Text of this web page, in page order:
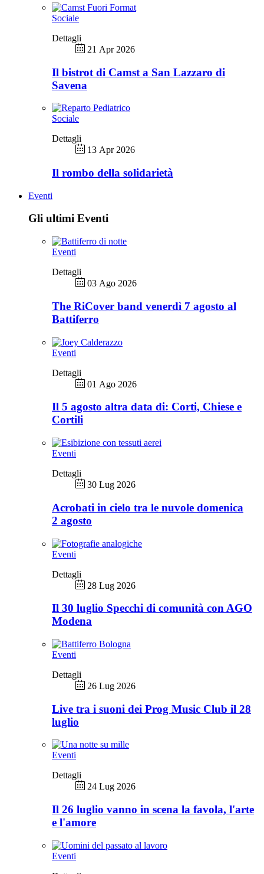
Sociale
Dettagli
21 Apr 2026
Il bistrot di Camst a San Lazzaro di
Savena
Sociale
Dettagli
13 Apr 2026
Il rombo della solidarietà
Eventi
Gli ultimi Eventi
Eventi
Dettagli
03 Ago 2026
The RiCover band venerdì 7 agosto al
Battiferro
Eventi
Dettagli
01 Ago 2026
Il 5 agosto altra data di: Corti, Chiese e
Cortili
Eventi
Dettagli
30 Lug 2026
Acrobati in cielo tra le nuvole domenica
2 agosto
Eventi
Dettagli
28 Lug 2026
Il 30 luglio Specchi di comunità con AGO
Modena
Eventi
Dettagli
26 Lug 2026
Live tra i suoni dei Prog Music Club il 28
luglio
Eventi
Dettagli
24 Lug 2026
Il 26 luglio vanno in scena la favola, l'arte
e l'amore
Eventi